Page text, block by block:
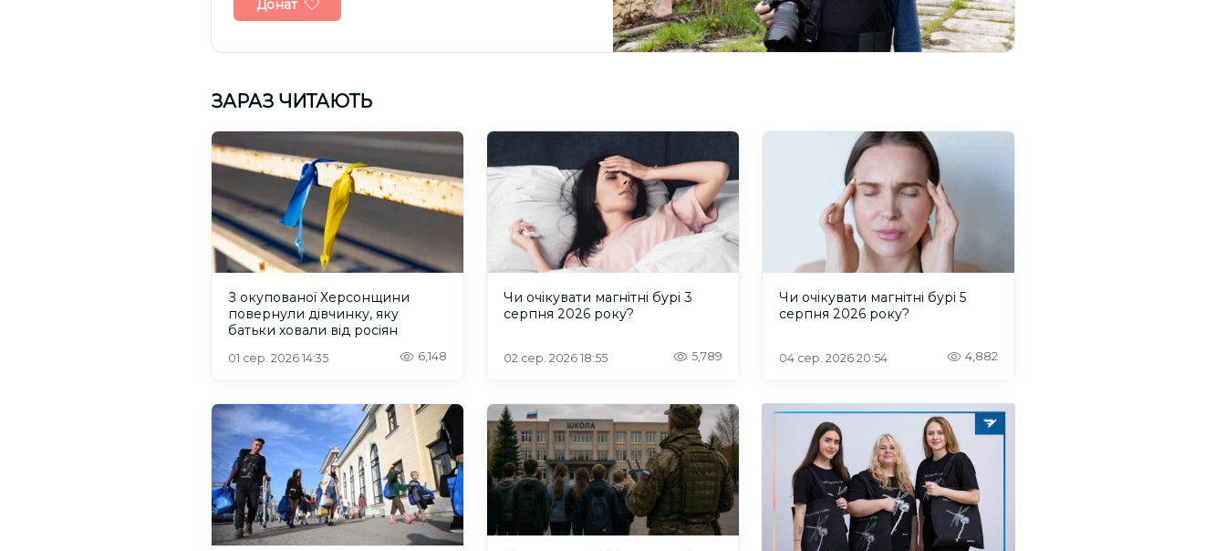
Донат
ЗАРАЗ ЧИТАЮТЬ
З окупованої Херсонщини
повернули дівчинку, яку
батьки ховали від росіян
01 сер. 2026 14:35 6,148
Чи очікувати магнітні бурі 3
серпня 2026 року?
02 сер. 2026 18:55 5,789
Чи очікувати магнітні бурі 5
серпня 2026 року?
04 сер. 2026 20:54 4,882